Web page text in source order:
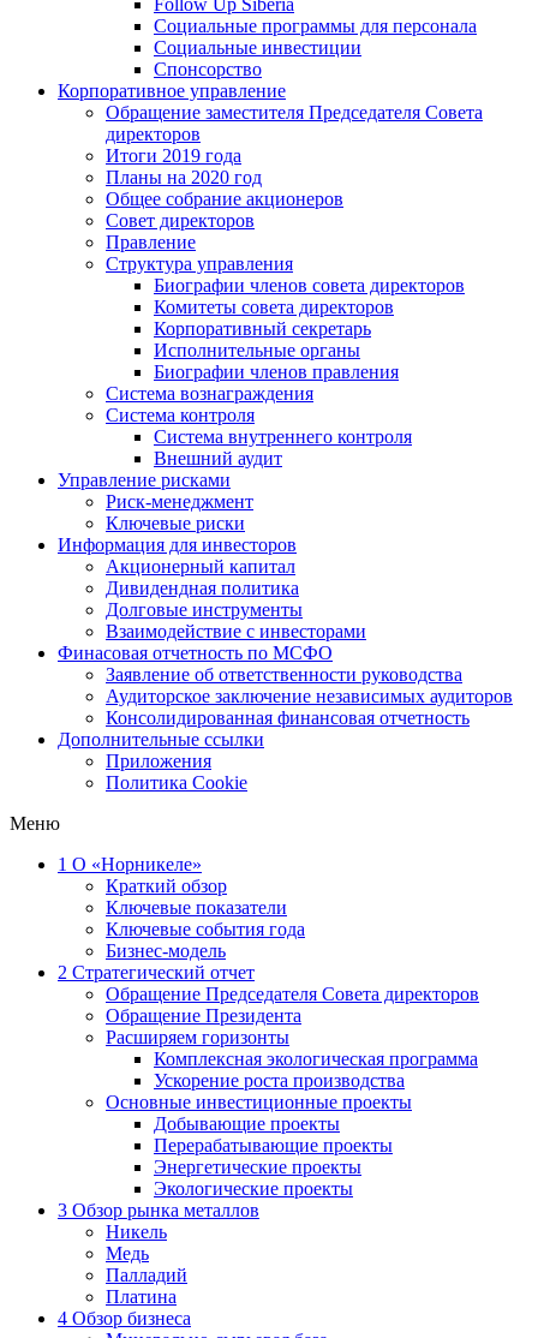
Follow Up Siberia
Социальные программы для персонала
Социальные инвестиции
Спонсорство
Корпоративное управление
Обращение заместителя Председателя Совета
директоров
Итоги 2019 года
Планы на 2020 год
Общее собрание акционеров
Совет директоров
Правление
Структура управления
Биографии членов совета директоров
Комитеты совета директоров
Корпоративный секретарь
Исполнительные органы
Биографии членов правления
Система вознаграждения
Система контроля
Система внутреннего контроля
Внешний аудит
Управление рисками
Риск-менеджмент
Ключевые риски
Информация для инвесторов
Акционерный капитал
Дивидендная политика
Долговые инструменты
Взаимодействие с инвеcторами
Финасовая отчетность по МСФО
Заявление об ответственности руководства
Аудиторское заключение независимых аудиторов
Консолидированная финансовая отчетность
Дополнительные ссылки
Приложения
Политика Cookie
Меню
1 О «Норникеле»
Краткий обзор
Ключевые показатели
Ключевые события года
Бизнес-модель
2 Стратегический отчет
Обращение Председателя Совета директоров
Обращение Президента
Расширяем горизонты
Комплексная экологическая программа
Ускорение роста производства
Основные инвестиционные проекты
Добывающие проекты
Перерабатывающие проекты
Энергетические проекты
Экологические проекты
3 Обзор рынка металлов
Никель
Медь
Палладий
Платина
4 Обзор бизнеса